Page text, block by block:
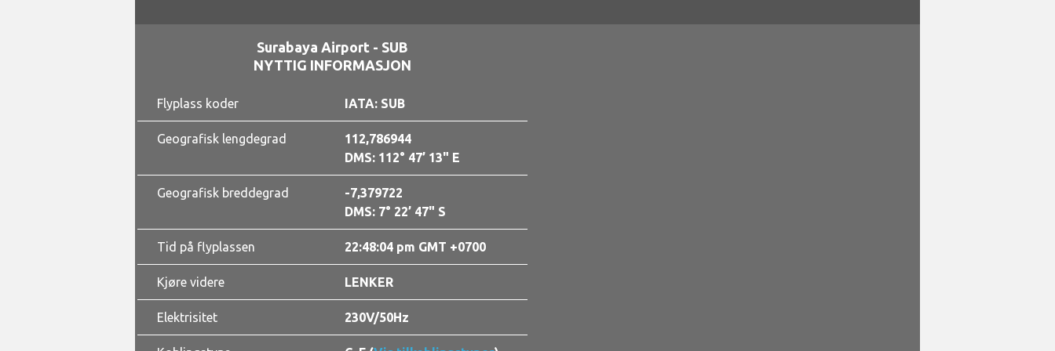
Surabaya Airport - SUB
NYTTIG INFORMASJON
Flyplass koder IATA: SUB
Geografisk lengdegrad
112,786944
DMS: 112° 47’ 13" E
Geografisk breddegrad
-7,379722
DMS: 7° 22’ 47" S
Tid på flyplassen 22:48:05 pm GMT +0700
Kjøre videre LENKER
Elektrisitet 230V/50Hz